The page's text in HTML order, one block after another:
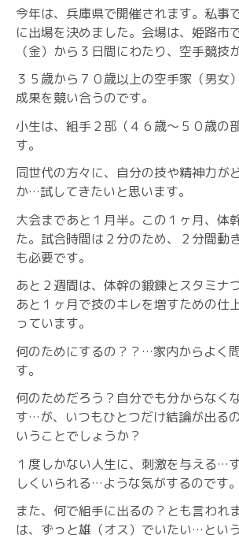
今年は、兵庫県で開催されます。私事
に出場を決めました。会場は、姫路市
（金）から３日間にわたり、空手競技
３５歳から７０歳以上の空手家（男女
成果を競い合うのです。
小生は、組手２部（４６歳〜５０歳の
す。
同世代の方々に、自分の技や精神力が
か…試してきたいと思います。
大会まであと１月半。この１ヶ月、体
た。試合時間は２分のため、２分間動
も必要です。
あと２週間は、体幹の鍛錬とスタミナ
あと１ヶ月で技のキレを増すための仕
っています。
何のためにするの？？…家内からよく
す。
何のためだろう？自分でも分からなく
す…が、いつもひとつだけ結論が出る
いうことでしょうか？
１度しかない人生に、刺激を与える…
しくいられる…ような気がするのです。
また、何で組手に出るの？とも言われ
は、ずっと雄（オス）でいたい…とい